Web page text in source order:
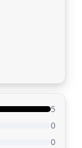
5
0
0